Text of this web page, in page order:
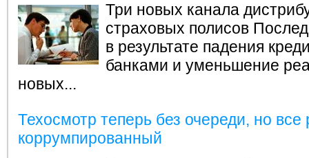
Три новых канала
страховых полисов
в результате падения
банками и уменьшение
новых...
Техосмотр теперь без очереди, но все
коррумпированный